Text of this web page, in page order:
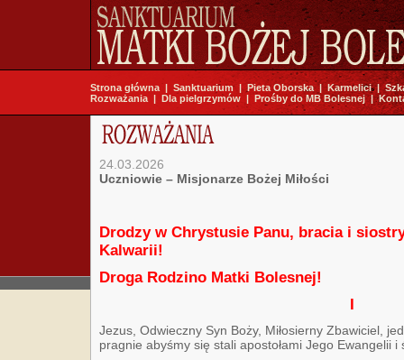
Strona główna | Sanktuarium|Pieta Oborska|Karmelici|
Rozważania | Dla pielgrzymów | Prośby do MB Bolesnej|
24.03.2026
Uczniowie – Misjonarze Bożej Miłości
Drodzy w Chrystusie Panu, bracia i
Kalwarii!
Droga Rodzino Matki Bolesnej!
I
Jezus, Odwieczny Syn Boży, Miłosierny Zbawiciel,
pragnie abyśmy się stali apostołami Jego Ewangelii i